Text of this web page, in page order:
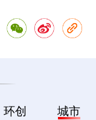
环创 城市